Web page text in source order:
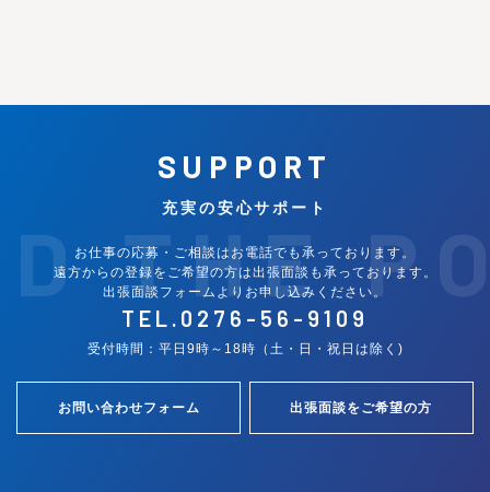
THE
SUPPORT
充実の安心サポート
お仕事の応募・ご相談はお電話でも承っております。
遠方からの登録をご希望の方は出張面談も承っております。
出張面談フォームよりお申し込みください。
TEL. 0276-56-9109
受付時間：平日9時～18時（土・日・祝日は除く)
お問い合わせフォーム 出張面談をご希望の方